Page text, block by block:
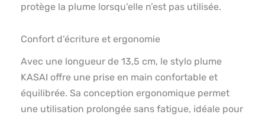
protège la plume lorsqu’elle n’est pas utilisée.
Confort d’écriture et ergonomie
Avec une longueur de 13,5 cm, le stylo plume
KASAI offre une prise en main confortable et
équilibrée. Sa conception ergonomique permet
une utilisation prolongée sans fatigue, idéale pour